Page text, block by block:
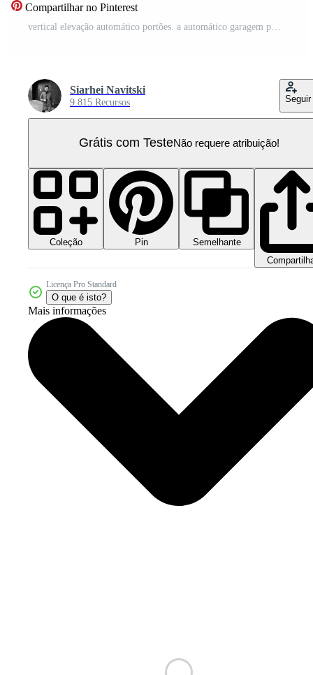
Compartilhar no Pinterest
Siarhei Navitski
9.815 Recursos Seguir
Grátis com TesteNão requere atribuição!
Coleção Pin
Semelhante
Licença Pro Standard
O que é isto?
Mais informações